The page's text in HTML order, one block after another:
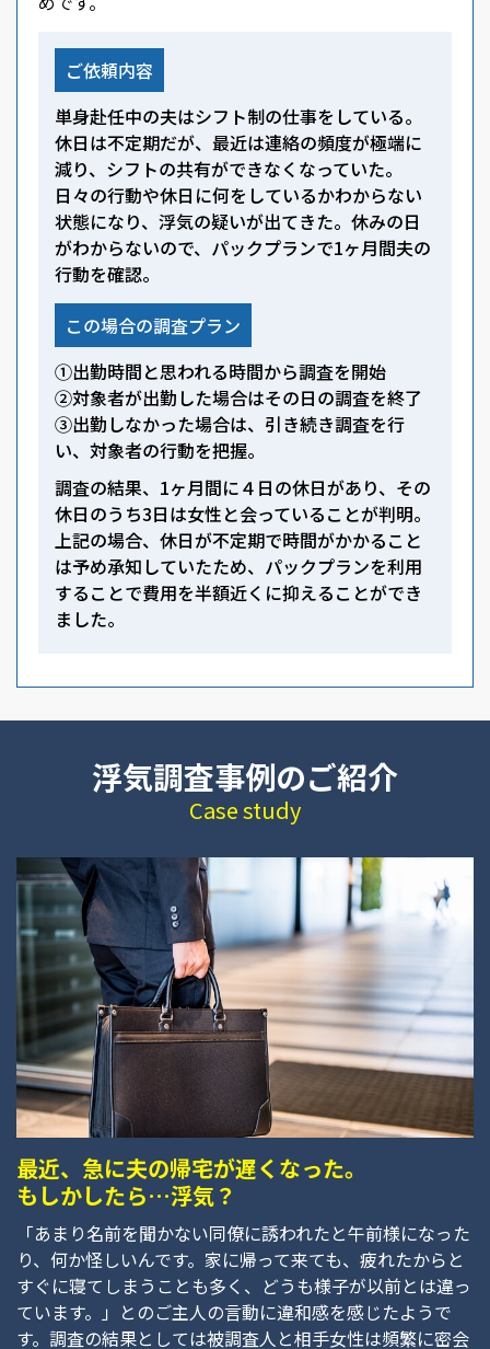
ご依頼内容
単身赴任中の夫はシフト制の仕事をしている。
休日は不定期だが、最近は連絡の頻度が極端に
減り、シフトの共有ができなくなっていた。
日々の行動や休日に何をしているかわからない
状態になり、浮気の疑いが出てきた。休みの日
がわからないので、パックプランで1ヶ月間夫の
行動を確認。
この場合の調査プラン
①出勤時間と思われる時間から調査を開始
②対象者が出勤した場合はその日の調査を終了
③出勤しなかった場合は、引き続き調査を行
い、対象者の行動を把握。
調査の結果、1ヶ月間に４日の休日があり、その
休日のうち3日は女性と会っていることが判明。
上記の場合、休日が不定期で時間がかかること
は予め承知していたため、パックプランを利用
することで費用を半額近くに抑えることができ
ました。
浮気調査事例のご紹介
Case study
最近、急に夫の帰宅が遅くなった。
もしかしたら…浮気？
「あまり名前を聞かない同僚に誘われたと午前様になった
り、何か怪しいんです。家に帰って来ても、疲れたからと
すぐに寝てしまうことも多く、どうも様子が以前とは違っ
ています。」とのご主人の言動に違和感を感じたようで
す。調査の結果としては被調査人と相手女性は頻繁に密会